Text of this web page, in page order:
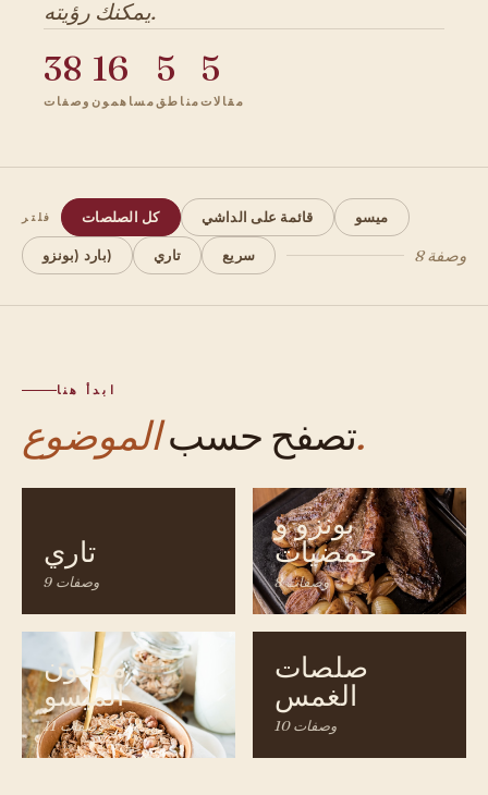
يمكنك رؤيته.
38
وصفات
16
مساهمون
5
مناطق
5
مقالات
فلتر كل الصلصات قائمة على الداشي ميسو
بارد (بونزو) تاري سريع 8 وصفة
ابدأ هنا
تصفح حسبالموضوع.
تاري
9 وصفات
بونزو و
حمضيات
8 وصفات
معجون
الميسو
11 وصفات
صلصات
الغمس
10 وصفات